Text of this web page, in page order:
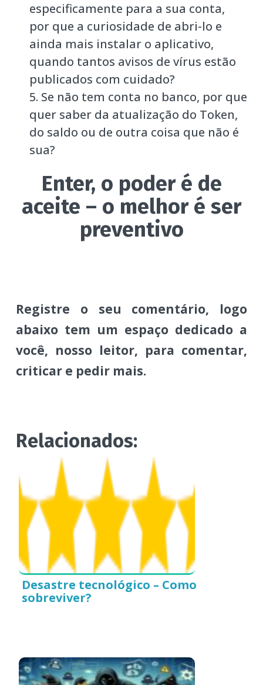
especificamente para a sua conta,
por que a curiosidade de abri-lo e
ainda mais instalar o aplicativo,
quando tantos avisos de vírus estão
publicados com cuidado?
Se não tem conta no banco, por que
quer saber da atualização do Token,
do saldo ou de outra coisa que não é
sua?
Enter, o poder é de
aceite – o melhor é ser
preventivo
Registre o seu comentário, logo
abaixo tem um espaço dedicado a
você, nosso leitor, para comentar,
criticar e pedir mais.
Relacionados:
Desastre tecnológico – Como
sobreviver?